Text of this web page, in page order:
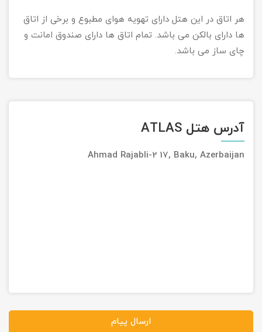
هر اتاق در این هتل دارای تهویه هوای مطبوع و برخی از اتاق
ها دارای بالکن می باشد. تمام اتاق ها دارای صندوق امانت و
چای ساز می باشد.
آدرس هتل ATLAS
Ahmad Rajabli-2 17, Baku, Azerbaijan
ارسال پیام